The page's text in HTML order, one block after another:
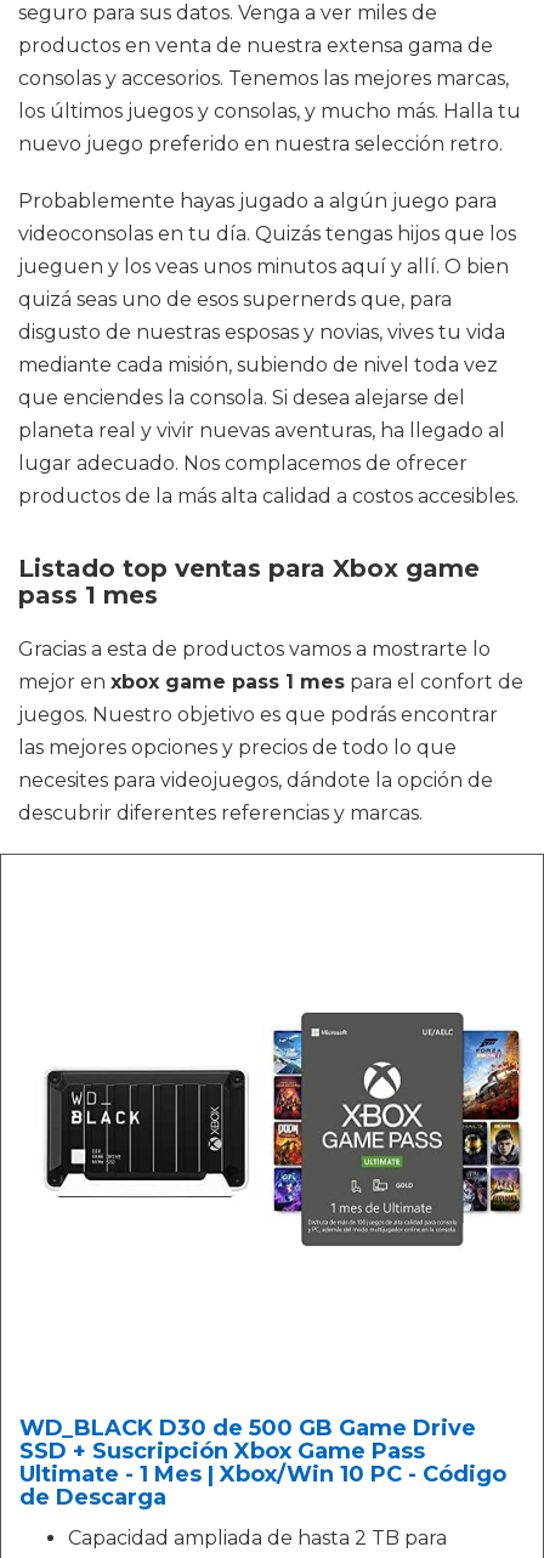
seguro para sus datos. Venga a ver miles de
productos en venta de nuestra extensa gama de
consolas y accesorios. Tenemos las mejores marcas,
los últimos juegos y consolas, y mucho más. Halla tu
nuevo juego preferido en nuestra selección retro.
Probablemente hayas jugado a algún juego para
videoconsolas en tu día. Quizás tengas hijos que los
jueguen y los veas unos minutos aquí y allí. O bien
quizá seas uno de esos supernerds que, para
disgusto de nuestras esposas y novias, vives tu vida
mediante cada misión, subiendo de nivel toda vez
que enciendes la consola. Si desea alejarse del
planeta real y vivir nuevas aventuras, ha llegado al
lugar adecuado. Nos complacemos de ofrecer
productos de la más alta calidad a costos accesibles.
Listado top ventas para Xbox game
pass 1 mes
Gracias a esta de productos vamos a mostrarte lo
mejor en xbox game pass 1 mes para el confort de
juegos. Nuestro objetivo es que podrás encontrar
las mejores opciones y precios de todo lo que
necesites para videojuegos, dándote la opción de
descubrir diferentes referencias y marcas.
WD_BLACK D30 de 500 GB Game Drive
SSD + Suscripción Xbox Game Pass
Ultimate - 1 Mes | Xbox/Win 10 PC - Código
de Descarga
Capacidad ampliada de hasta 2 TB para